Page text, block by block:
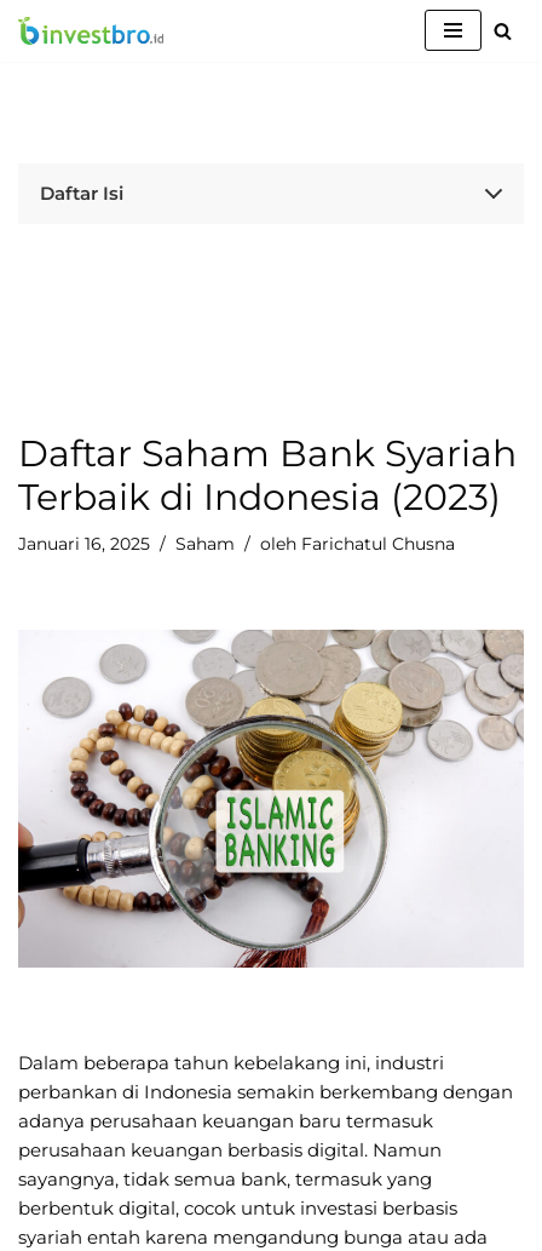
Daftar Isi
Daftar Saham Bank Syariah
Terbaik di Indonesia (2023)
Januari 16, 2025 Saham oleh Farichatul Chusna
Dalam beberapa tahun kebelakang ini, industri
perbankan di Indonesia semakin berkembang dengan
adanya perusahaan keuangan baru termasuk
perusahaan keuangan berbasis digital. Namun
sayangnya, tidak semua bank, termasuk yang
berbentuk digital, cocok untuk investasi berbasis
syariah entah karena mengandung bunga atau ada